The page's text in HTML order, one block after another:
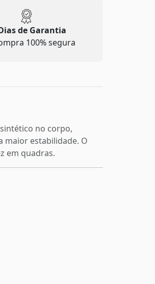
de Garantia
100% segura
no corpo,
maior estabilidade. O
em quadras.